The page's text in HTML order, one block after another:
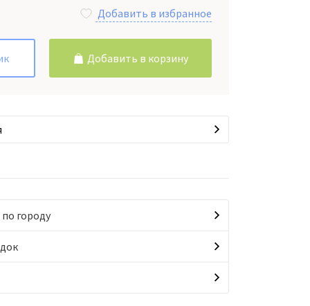
Добавить в избранное
Добавить в корзину
городу